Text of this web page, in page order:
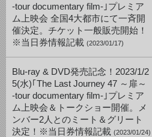
-tour documentary film-｣プレミア
ム上映会 全国4大都市にて一斉開
催決定。チケット一般販売開始！
※当日券情報記載 (2023/01/17)
Blu-ray & DVD発売記念！2023/1/2
5(水)｢The Last Journey 47 ～扉～
-tour documentary film-｣プレミア
ム上映会＆トークショー開催。メ
ンバー2人とのミート＆グリート
決定！※当日券情報記載 (2023/01/24)